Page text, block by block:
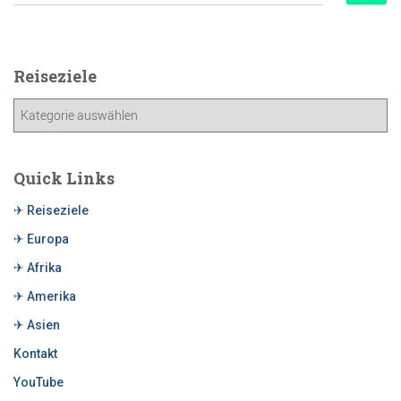
Reiseziele
Quick Links
✈ Reiseziele
✈ Europa
✈ Afrika
✈ Amerika
✈ Asien
Kontakt
YouTube